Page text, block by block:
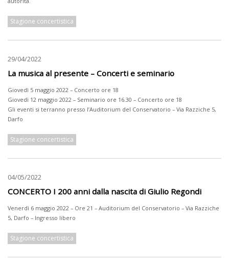
Stagione concertistica
29/04/2022
La musica al presente – Concerti e seminario
Giovedì 5 maggio 2022 – Concerto ore 18
Giovedì 12 maggio 2022 – Seminario ore 16.30 – Concerto ore 18
Gli eventi si terranno presso l’Auditorium del Conservatorio – Via Razziche 5,
Darfo
Stagione concertistica
04/05/2022
CONCERTO I 200 anni dalla nascita di Giulio Regondi
Venerdì 6 maggio 2022 – Ore 21 – Auditorium del Conservatorio – Via Razziche
5, Darfo – Ingresso libero
Stagione concertistica